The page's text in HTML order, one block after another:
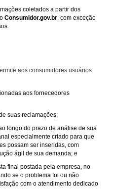
coletados a partir dos
Consumidor.gov.br , com exceção
aos consumidores usuários
aos fornecedores
suas reclamações;
longo do prazo de análise de sua
especialmente criado para que
possam ser inseridas, com
ágil de sua demanda; e
final postada pela empresa, no
se o problema foi ou não
com o atendimento dedicado